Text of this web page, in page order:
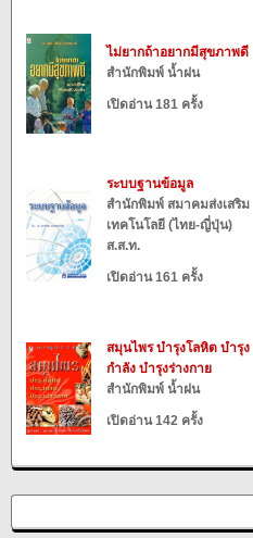
ไม่ยากถ้าอยากมีสุขภาพดี
สำนักพิมพ์ น้ำฝน
เปิดอ่าน 181 ครั้ง
ระบบฐานข้อมูล
สำนักพิมพ์ สมาคมส่งเสริม
เทคโนโลยี (ไทย-ญี่ปุ่น)
ส.ส.ท.
เปิดอ่าน 161 ครั้ง
สมุนไพร บำรุงโลหิต บำรุง
กำลัง บำรุงร่างกาย
สำนักพิมพ์ น้ำฝน
เปิดอ่าน 142 ครั้ง